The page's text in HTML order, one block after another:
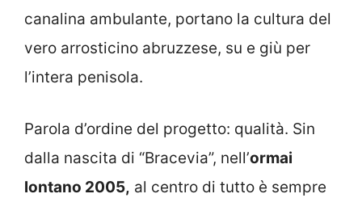
canalina ambulante, portano la cultura del
vero arrosticino abruzzese, su e giù per
l’intera penisola.
Parola d’ordine del progetto: qualità. Sin
dalla nascita di “Bracevia”, nell’ormai
lontano 2005, al centro di tutto è sempre